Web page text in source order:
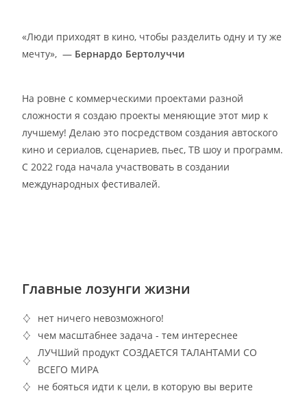
«Люди приходят в кино, чтобы разделить одну и ту же
мечту», — Бернардо Бертолуччи
На ровне с коммерческими проектами разной
сложности я создаю проекты меняющие этот мир к
лучшему! Делаю это посредством создания автоского
кино и сериалов, сценариев, пьес, ТВ шоу и программ.
С 2022 года начала участвовать в создании
международных фестивалей.
Главные лозунги жизни
нет ничего невозможного!
чем масштабнее задача - тем интереснее
ЛУЧШий продукт СОЗДАЕТСЯ ТАЛАНТАМИ СО
ВСЕГО МИРА
не бояться идти к цели, в которую вы верите